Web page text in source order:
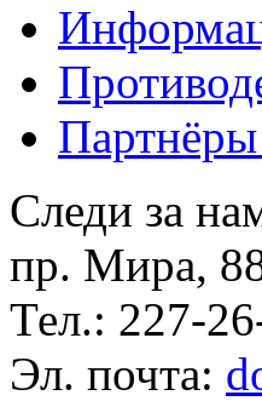
Следи за
пр. Мира,
Тел.: 227-
Эл. почта: